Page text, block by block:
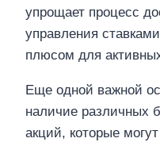
упрощает процесс
управления
плюсом для
Еще одной важной
наличие различных
акций, которые